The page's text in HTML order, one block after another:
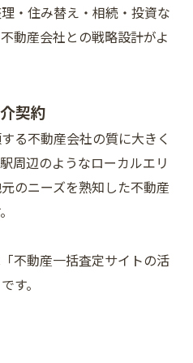
・住み替え・相続・投資な
動産会社との戦略設計がよ
契約
る不動産会社の質に大きく
周辺のようなローカルエリ
のニーズを熟知した不動産
不動産一括査定サイトの活
す。
はこちら
はこちら